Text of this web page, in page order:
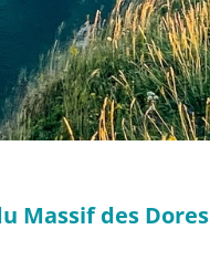
Massif des Dores